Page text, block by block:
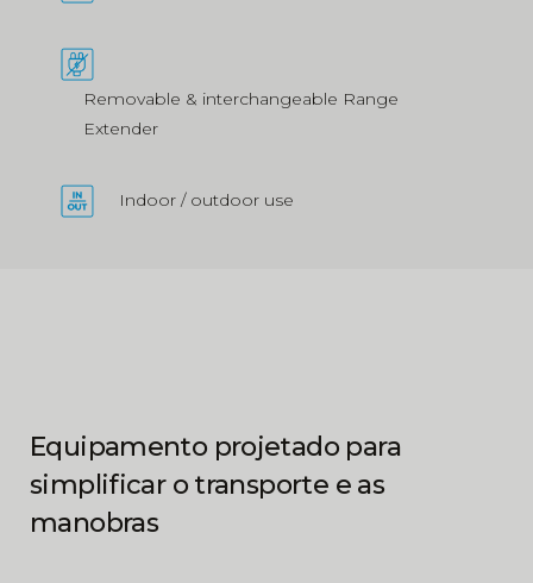
Removable & interchangeable Range
Extender
Indoor / outdoor use
Equipamento projetado para
simplificar o transporte e as
manobras